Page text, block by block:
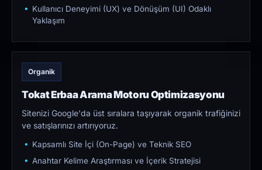
Kullanıcı Deneyimi (UX) ve Dönüşüm (UI) Odaklı
Yaklaşım
Organik
Tokat Erbaa Arama Motoru Optimizasyonu
Sitenizi Google'da üst sıralara taşıyarak organik trafiğinizi
ve satışlarınızı artırıyoruz.
Kapsamlı Site İçi (On-Page) ve Teknik SEO
Anahtar Kelime Araştırması ve İçerik Stratejisi